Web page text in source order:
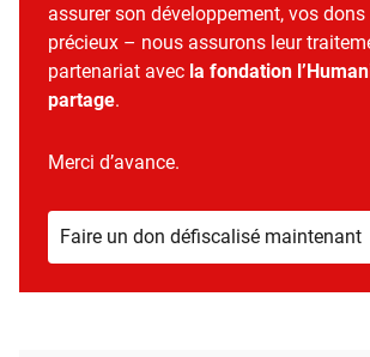
assurer son développement, vos
précieux – nous assurons leur
partenariat avec la fondation
partage.
Merci d’avance.
Faire un don défiscalisé maintenant